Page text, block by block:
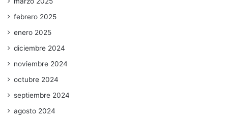
febrero 2025
enero 2025
diciembre 2024
noviembre 2024
octubre 2024
septiembre 2024
agosto 2024